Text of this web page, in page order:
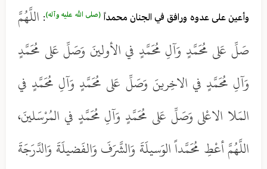
وأعين على عدوه ورافق في الجنان محمداً (صلى الله عليه وآله): اللَّهُمَّ
صَلِّ عَلى مُحَمَّدٍ وَآلِ مُحَمَّدٍ في الأولينَ وَصَلِّ عَلى مُحَمَّدٍ
وَآلِ مُحَمَّدٍ في الاخِرينَ وَصَلِّ عَلى مُحَمَّدٍ وَآلِ مُحَمَّدٍ في
المَلا الاعْلى وَصَلِّ عَلى مُحَمَّدٍ وَآلِ مُحَمَّدٍ في المُرْسَلينَ،
اللَّهُمَّ أعْطِ مُحَمَّداً الوَسيلَةَ وَالشَّرَفَ وَالفَضيلَةَ وَالدَّرَجَةَ